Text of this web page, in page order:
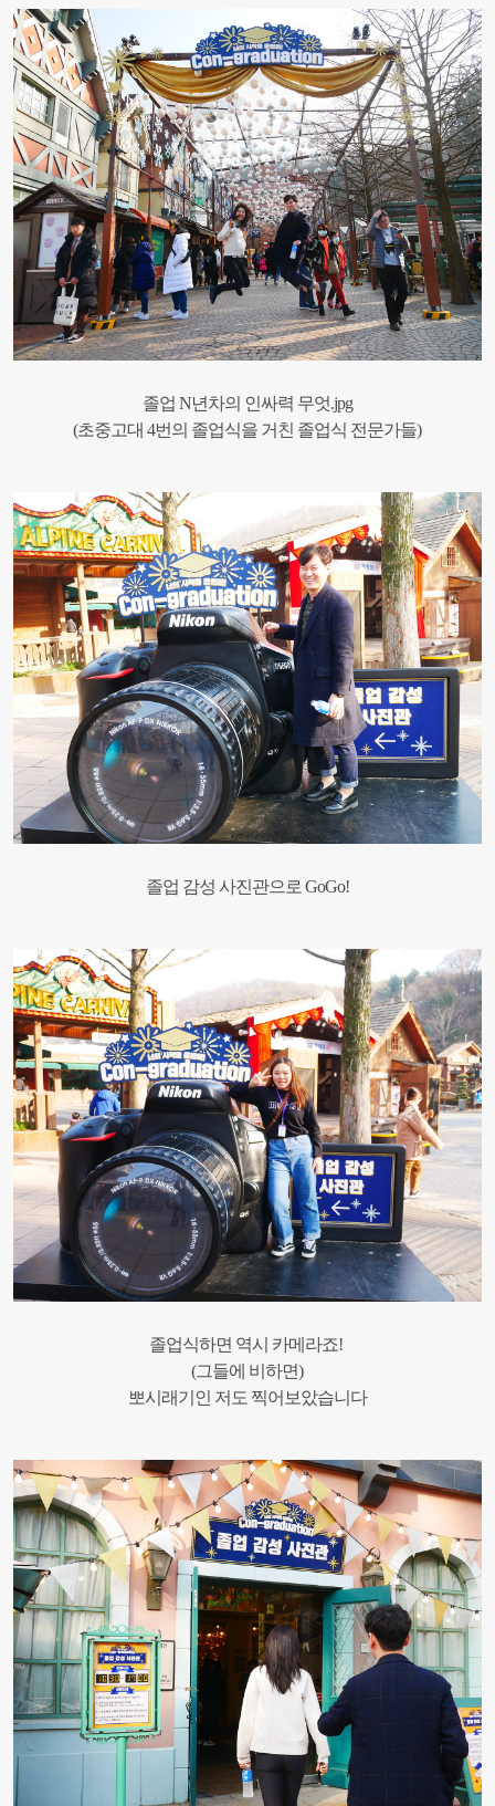
졸업 N년차의 인싸력 무엇.jpg
(초중고대 4번의 졸업식을 거친 졸업식 전문가들)
졸업 감성 사진관으로 GoGo!
졸업식하면 역시 카메라죠!
(그들에 비하면)
뽀시래기인 저도 찍어보았습니다